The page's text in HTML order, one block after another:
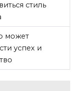
стиль
может
успех и